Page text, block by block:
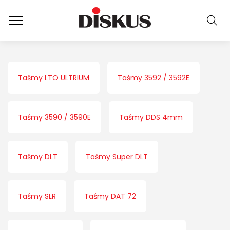
Taśmy LTO ULTRIUM Taśmy 3592 / 3592E
Taśmy 3590 / 3590E Taśmy DDS 4mm
Taśmy DLT Taśmy Super DLT
Taśmy SLR Taśmy DAT 72